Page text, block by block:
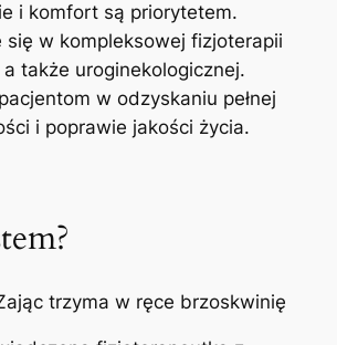
i komfort są priorytetem.
się w kompleksowej fizjoterapii
także uroginekologicznej.
w odzyskaniu pełnej
i poprawie jakości życia.